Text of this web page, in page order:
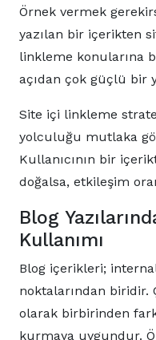
Örnek vermek
yazılan bir içerikten
linkleme konularına
açıdan çok güçlü bir
Site içi linkleme
yolculuğu mutlaka
Kullanıcının bir
doğalsa, etkileşim
Blog
Kullanımı
Blog içerikleri;
noktalarından biridir.
olarak birbirinden
kurmaya uygundur.